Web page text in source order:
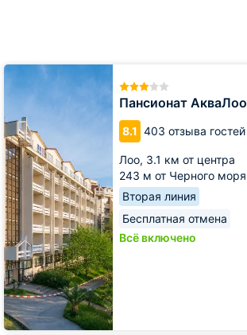
Пансионат АкваЛоо
8.1 403 отзыва гостей
Лоо, 3.1 км от центра
243 м от Черного моря
Вторая линия
Бесплатная отмена
Всё включено
Пансионат